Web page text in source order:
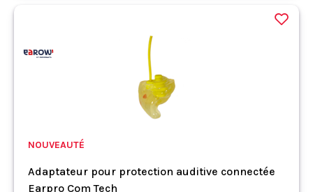
NOUVEAUTÉ
Adaptateur pour protection auditive connectée
Earpro Com Tech